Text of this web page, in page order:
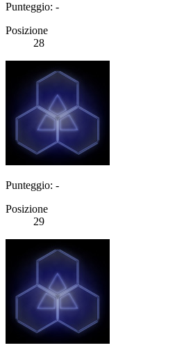
Punteggio: -
Posizione
28
Punteggio: -
Posizione
29